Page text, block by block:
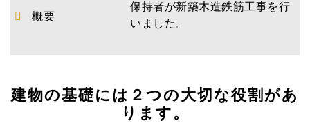
概要
保持者が新築木造鉄筋工事を行
いました。
建物の基礎には２つの大切な役割があ
ります。